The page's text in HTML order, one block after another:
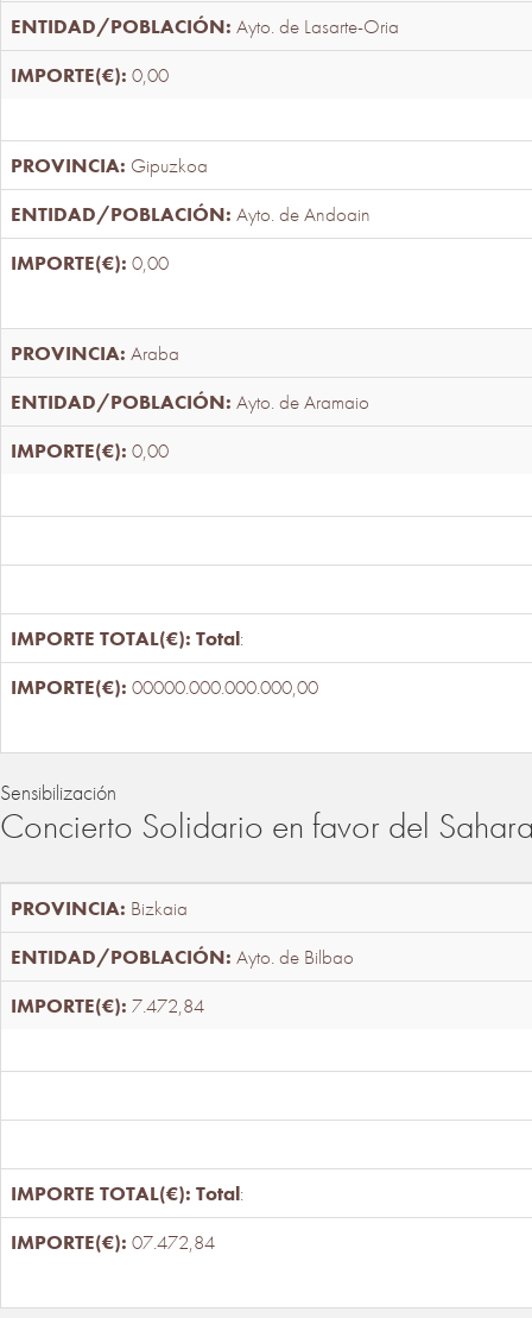
Ayto. de Lasarte-Oria
0,00
Gipuzkoa
Ayto. de Andoain
0,00
Araba
Ayto. de Aramaio
0,00
Total:
00000.000.000.000,00
Sensibilización
Concierto Solidario en favor del
Bizkaia
Ayto. de Bilbao
7.472,84
Total:
07.472,84